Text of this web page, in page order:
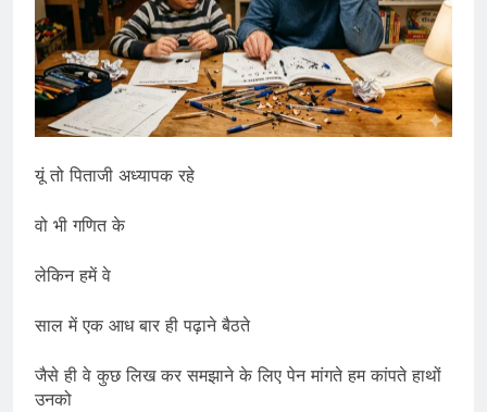
यूं तो पिताजी अध्यापक रहे
वो भी गणित के
लेकिन हमें वे
साल में एक आध बार ही पढ़ाने बैठते
जैसे ही वे कुछ लिख कर समझाने के लिए पेन मांगते हम कांपते हाथों
उनको